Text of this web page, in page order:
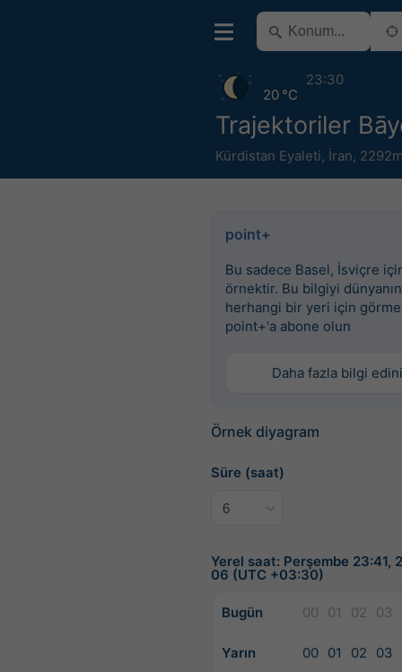
Trajektoriler
Kürdistan Eyaleti, İran,
20 °C
23:30
point+
Bu sadece Basel, İsviçre
örnektir. Bu bilgiyi dünyanın
herhangi bir yeri için
point+'a abone olun
Daha fazla bilgi
Örnek diyagram
Süre (saat)
Yerel saat: Perşembe 23:41,
06 (UTC +03:30)
Bugün 00 01 02 03
Yarın 00 01 02 03